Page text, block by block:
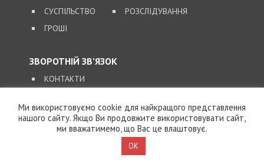
СУСПІЛЬСТВО
ГРОШІ
РОЗСЛІДУВАННЯ
ЗВОРОТНІЙ ЗВ’ЯЗОК
КОНТАКТИ
SUPPORT@49000.COM.UA
© 2026, ВСІ ПРАВА ЗАХИЩЕНІ
Ми використовуємо cookie для найкращого представлення
нашого сайту. Якщо Ви продовжите використовувати сайт,
ми вважатимемо, що Вас це влаштовує.
OK